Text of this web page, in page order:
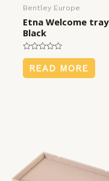
Bentley Europe
Etna Welcome tray
Black
Rated
out
of
READ MORE